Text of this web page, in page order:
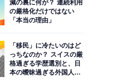
減の裏に何が？ 連続利用
の厳格化だけではない
「本当の理由」
「移民」に冷たいのはど
っちなのか？ スイスの厳
格過ぎる学歴選別と、日
本の曖昧過ぎる外国人政